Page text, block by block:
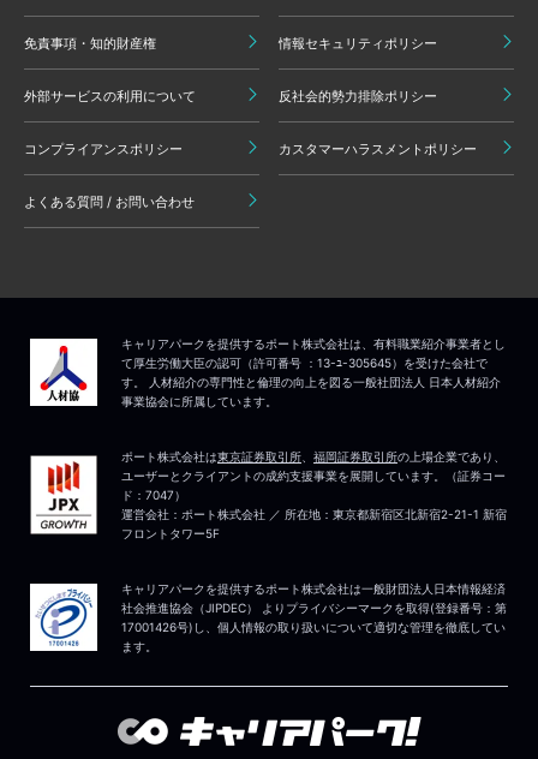
免責事項・知的財産権 情報セキュリティポリシー
外部サービスの利用について 反社会的勢力排除ポリシー
コンプライアンスポリシー カスタマーハラスメントポリシー
よくある質問 / お問い合わせ